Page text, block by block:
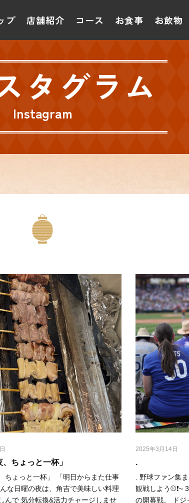
プ 店舗紹介 コース お食事 お飲物
タグラム
Instagram
、ちょっと一杯」
ちょっと一杯」 「明日からまた仕事
な日曜の夜は、角吉で美味しい料理
んで 気分転換&活力チャージしませ
2025年3月14日
.
. 野球ファン集
観戦しよう
の開幕戦、 ドジ